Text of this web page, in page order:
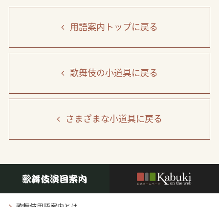
用語案内トップに戻る
歌舞伎の小道具に戻る
さまざまな小道具に戻る